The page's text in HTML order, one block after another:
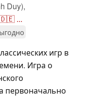
Duy),
...
игр в
Игра о
первоначально